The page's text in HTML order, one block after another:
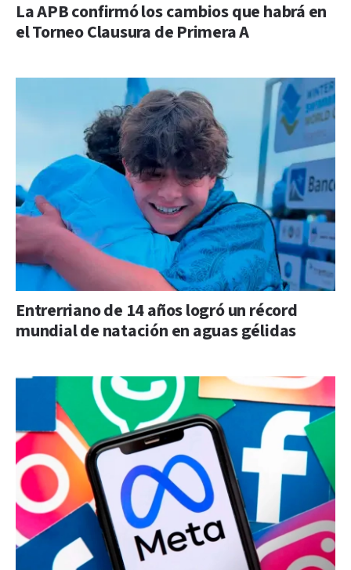
La APB confirmó los cambios que habrá en
el Torneo Clausura de Primera A
Entrerriano de 14 años logró un récord
mundial de natación en aguas gélidas